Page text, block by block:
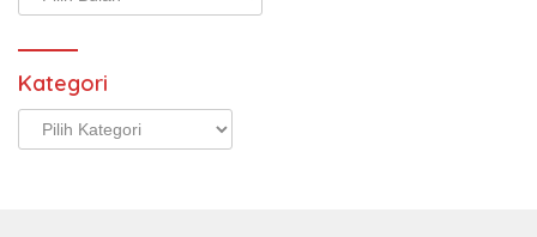
Kategori
Kategori